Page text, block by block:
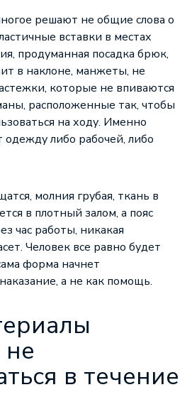
решают не общие слова о
вставки в местах
продуманная посадка брюк,
в наклоне, манжеты, не
которые не впиваются
расположенные так, чтобы
на ходу. Именно
одежду либо рабочей, либо
молния грубая, ткань в
в плотный залом, а пояс
час работы, никакая
Человек все равно будет
форма начнет
а не как помощь.
в течение